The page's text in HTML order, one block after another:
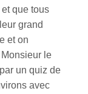
que tous
grand
et on
le
un quiz de
avec